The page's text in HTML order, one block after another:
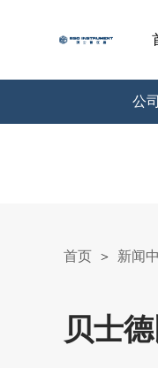
公
首页 > 新闻
贝士